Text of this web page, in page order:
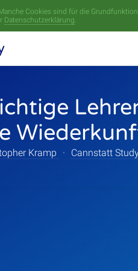
Cookies sind für die
Datenschutzerklärung.
Kramp · Cannstatt